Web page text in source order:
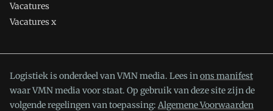
Vacatures
Vacatures x
Logistiek is onderdeel van VMN media. Lees inons manifest
waar VMN media voor staat. Op gebruik van deze site zijn de
volgende regelingen van toepassing: Algemene Voorwaarden